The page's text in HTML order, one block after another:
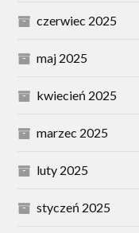
czerwiec 2025
maj 2025
kwiecień 2025
marzec 2025
luty 2025
styczeń 2025